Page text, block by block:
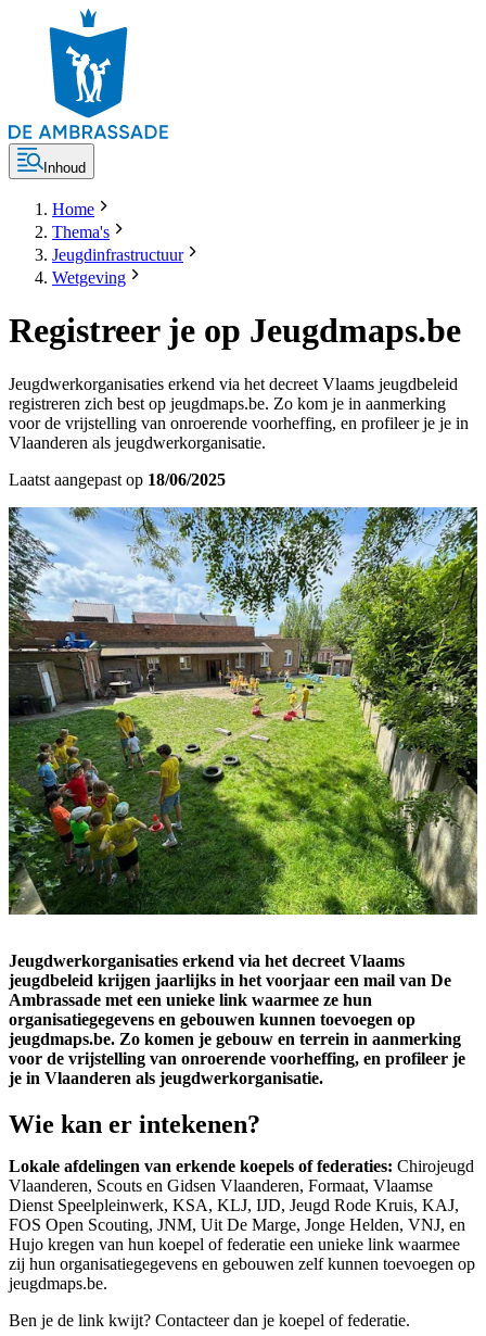
Inhoud
Home
Thema's
Jeugdinfrastructuur
Wetgeving
Registreer je op Jeugdmaps.be
Jeugdwerkorganisaties erkend via het decreet Vlaams jeugdbeleid
registreren zich best op jeugdmaps.be. Zo kom je in aanmerking
voor de vrijstelling van onroerende voorheffing, en profileer je je in
Vlaanderen als jeugdwerkorganisatie.
Laatst aangepast op 18/06/2025
Jeugdwerkorganisaties erkend via het decreet Vlaams
jeugdbeleid krijgen jaarlijks in het voorjaar een mail van De
Ambrassade met een unieke link waarmee ze hun
organisatiegegevens en gebouwen kunnen toevoegen op
jeugdmaps.be. Zo komen je gebouw en terrein in aanmerking
voor de vrijstelling van onroerende voorheffing, en profileer je
je in Vlaanderen als jeugdwerkorganisatie.
Wie kan er intekenen?
Lokale afdelingen van erkende koepels of federaties: Chirojeugd
Vlaanderen, Scouts en Gidsen Vlaanderen, Formaat, Vlaamse
Dienst Speelpleinwerk, KSA, KLJ, IJD, Jeugd Rode Kruis, KAJ,
FOS Open Scouting, JNM, Uit De Marge, Jonge Helden, VNJ, en
Hujo kregen van hun koepel of federatie een unieke link waarmee
zij hun organisatiegegevens en gebouwen zelf kunnen toevoegen op
jeugdmaps.be.
Ben je de link kwijt? Contacteer dan je koepel of federatie.